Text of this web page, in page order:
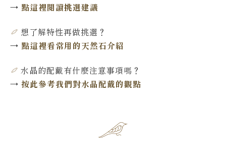
→ 點這裡閱讀挑選建議
想了解特性再做挑選 ？
→ 點這裡看常用的天然石介紹
水晶的配戴有什麼注意事項嗎？
→ 按此參考我們對水晶配戴的觀點